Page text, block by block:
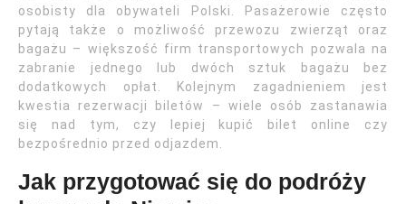
osobisty dla obywateli Polski. Pasażerowie często
pytają także o możliwość przewozu zwierząt oraz
bagażu – większość firm transportowych pozwala na
zabranie jednego lub dwóch sztuk bagażu bez
dodatkowych opłat. Kolejnym zagadnieniem jest
kwestia rezerwacji biletów – wiele osób zastanawia
się nad tym, czy lepiej kupić bilet online czy
bezpośrednio przed odjazdem.
Jak przygotować się do podróży